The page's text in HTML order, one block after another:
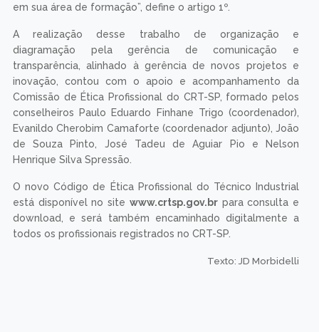
em sua área de formação”, define o artigo 1º.
A realização desse trabalho de organização e
diagramação pela gerência de comunicação e
transparência, alinhado à gerência de novos projetos e
inovação, contou com o apoio e acompanhamento da
Comissão de Ética Profissional do CRT-SP, formado pelos
conselheiros Paulo Eduardo Finhane Trigo (coordenador),
Evanildo Cherobim Camaforte (coordenador adjunto), João
de Souza Pinto, José Tadeu de Aguiar Pio e Nelson
Henrique Silva Spressão.
O novo Código de Ética Profissional do Técnico Industrial
está disponível no site www.crtsp.gov.brpara consulta e
download, e será também encaminhado digitalmente a
todos os profissionais registrados no CRT-SP.
Texto: JD Morbidelli